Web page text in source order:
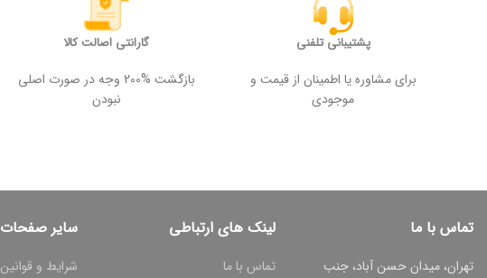
پشتیبانی تلفنی
برای مشاوره یا اطمینان از قیمت و
موجودی
گارانتی اصالت کالا
بازگشت %200 وجه در صورت اصلی
نبودن
تماس با ما
تهران، میدان حسن آباد، جنب
لینک های ارتباطی
تماس با ما
سایر صفحات
شرایط و قوانین